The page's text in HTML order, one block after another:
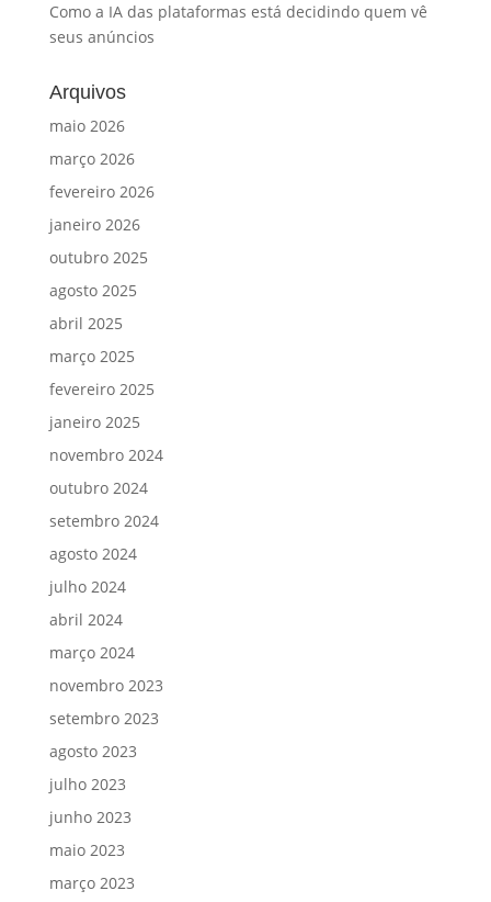
Como a IA das plataformas está decidindo quem vê
seus anúncios
Arquivos
maio 2026
março 2026
fevereiro 2026
janeiro 2026
outubro 2025
agosto 2025
abril 2025
março 2025
fevereiro 2025
janeiro 2025
novembro 2024
outubro 2024
setembro 2024
agosto 2024
julho 2024
abril 2024
março 2024
novembro 2023
setembro 2023
agosto 2023
julho 2023
junho 2023
maio 2023
março 2023